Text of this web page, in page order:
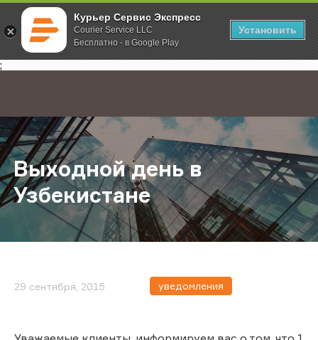
Курьер Сервис Экспресс
Courier Service LLC
Бесплатно - в Google Play
Установить
;
Главная О компании Новости Выходной день в Узбекистане
Выходной день в
Узбекистане
29 сентября, 2015 уведомления